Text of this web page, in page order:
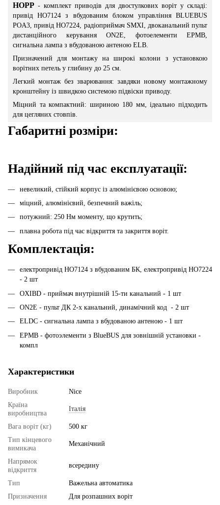
HOPP - комплект приводів для двостулкових воріт у складі:
привід HO7124 з вбудованим блоком управління BLUEBUS
POA3, привід HO7224, радіоприймач SMXI, двоканальний пульт
дистанційного керування ON2E, фотоелементи EPMB,
сигнальна лампа з вбудованою антеною ELB.
Призначений для монтажу на широкі колони з установкою
ворітних петель у глибину до 25 см.
Легкий монтаж без зварювання: завдяки новому монтажному
кронштейну із швидкою системою підвіски приводу.
Міцний та компактний: шириною 180 мм, ідеально підходить
для цегляних стовпів.
Габаритні розміри:
Надійний під час експлуатації:
невеликий, стійкий корпус із алюмінієвою основою;
міцний, алюмінієвий, безпечний важіль;
потужний: 250 Нм моменту, що крутить;
плавна робота під час відкриття та закриття воріт.
Комплектація:
електропривід НО7124 з вбудованим БК, електропривід НО7224
- 2 шт
OXIBD - приймач внутрішній 15-ти канальний - 1 шт
ON2E - пульт ДК 2-х канальний, динамічний код - 2 шт
ELDC - сигнальна лампа з вбудованою антеною - 1 шт
EPMB - фотоэлементи з BlueBUS для зовнішній установки -
компл
Характеристики
Виробник
Nice
Країна
виробництва
Італія
Вага воріт (кг)
500 кг
Тип кінцевого
вимикача
Механічний
Напрямок
відкриття
всередину
Тип
Важельна автоматика
Призначення
Для розпашних воріт